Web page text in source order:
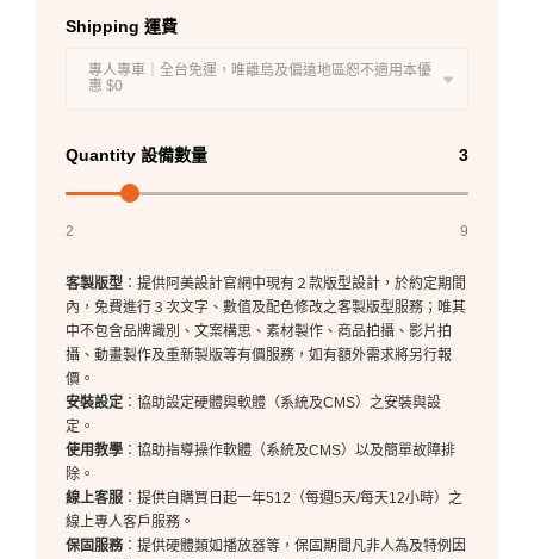
Shipping 運費
專人專車｜全台免運，唯離島及偏遠地區恕不適用本優
惠 $0
Quantity 設備數量 3
2 9
客製版型 ：提供阿美設計官網中現有２款版型設計，於約定期間
內，免費進行３次文字、數值及配色修改之客製版型服務；唯其
中不包含品牌識別、文案構思、素材製作、商品拍攝、影片拍
攝、動畫製作及重新製版等有價服務，如有額外需求將另行報
價。
安裝設定 ：協助設定硬體與軟體（系統及CMS）之安裝與設
定。
使用教學 ：協助指導操作軟體（系統及CMS）以及簡單故障排
除。
線上客服 ：提供自購買日起一年512（每週5天/每天12小時）之
線上專人客戶服務。
保固服務：提供硬體類如播放器等，保固期間凡非人為及特例因